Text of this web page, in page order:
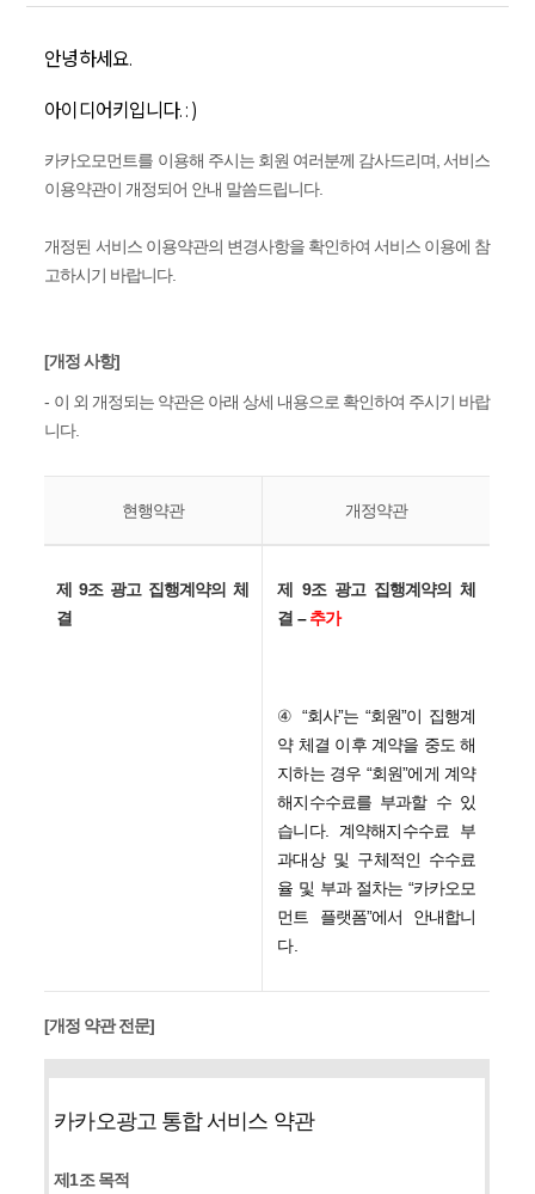
안녕하세요.
아이디어키입니다. : )
카카오모먼트를 이용해 주시는 회원 여러분께 감사드리며, 서비스
이용약관이 개정되어 안내 말씀드립니다.
개정된 서비스 이용약관의 변경사항을 확인하여 서비스 이용에 참
고하시기 바랍니다.
[개정 사항]
- 이 외 개정되는 약관은 아래 상세 내용으로 확인하여 주시기 바랍
니다.
현행약관 개정약관
제 9조 광고 집행계약의 체
결
제 9조 광고 집행계약의 체
결 –추가
④ “회사”는 “회원”이 집행계
약 체결 이후 계약을 중도 해
지하는 경우“회원”에게 계약
해지수수료를 부과할 수 있
습니다. 계약해지수수료 부
과대상 및 구체적인 수수료
율 및 부과 절차는 “카카오모
먼트 플랫폼”에서 안내합니
다.
[개정 약관 전문]
카카오광고 통합 서비스 약관
제1조 목적